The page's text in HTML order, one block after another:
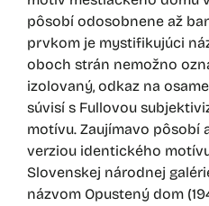
pôsobí odosobnene až
prvkom je mystifikujúci
oboch strán nemožno
izolovaný, odkaz na
súvisí s Fullovou
motívu. Zaujímavo pôsobí
verziou identického
Slovenskej národnej
názvom Opustený dom